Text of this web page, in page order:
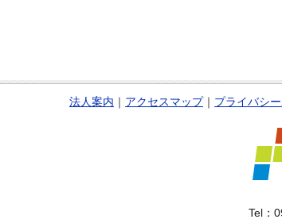
法人案内 ｜ アクセスマップ｜ プライバシ
Tel：